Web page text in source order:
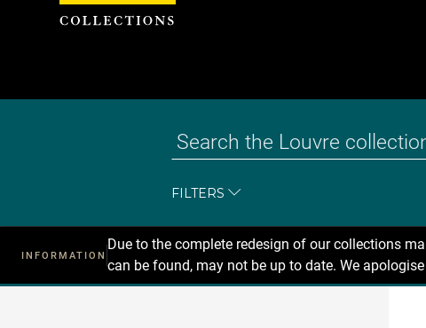
FILTERS
INFORMATION
Due to the complete redesign of our collections
can be found, may not be up to date. We
Recherche
Cookies management panel